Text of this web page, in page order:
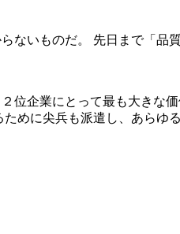
ないものだ。 先日まで「品
位企業にとって最も大きな
めに尖兵も派遣し、あらゆ